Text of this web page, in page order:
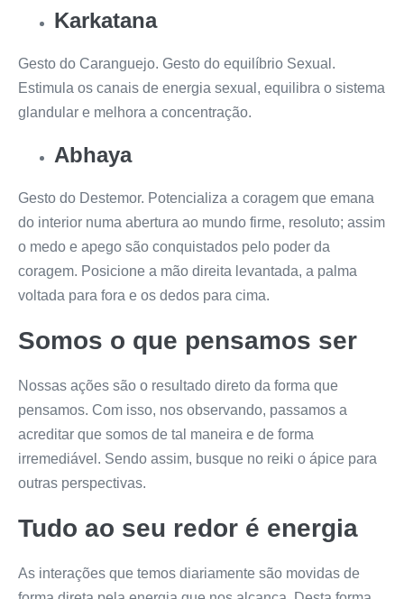
Karkatana
Gesto do Caranguejo. Gesto do equilíbrio Sexual.
Estimula os canais de energia sexual, equilibra o sistema
glandular e melhora a concentração.
Abhaya
Gesto do Destemor. Potencializa a coragem que emana
do interior numa abertura ao mundo firme, resoluto; assim
o medo e apego são conquistados pelo poder da
coragem. Posicione a mão direita levantada, a palma
voltada para fora e os dedos para cima.
Somos o que pensamos ser
Nossas ações são o resultado direto da forma que
pensamos. Com isso, nos observando, passamos a
acreditar que somos de tal maneira e de forma
irremediável. Sendo assim, busque no reiki o ápice para
outras perspectivas.
Tudo ao seu redor é energia
As interações que temos diariamente são movidas de